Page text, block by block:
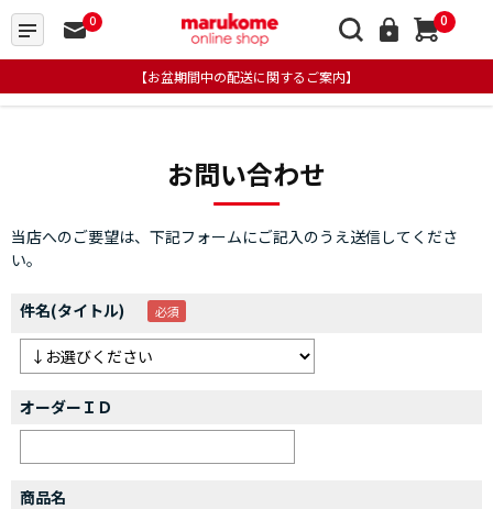
0 0
【お盆期間中の配送に関するご案内】
お問い合わせ
当店へのご要望は、下記フォームにご記入のうえ送信してくださ
い。
件名(タイトル)
オーダーＩＤ
商品名